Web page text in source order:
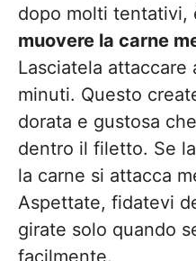
dopo molti tentativi,
muovere la carne
Lasciatela attaccare
minuti. Questo
dorata e gustosa
dentro il filetto. Se
la carne si attacca
Aspettate, fidatevi
girate solo quando
facilmente.